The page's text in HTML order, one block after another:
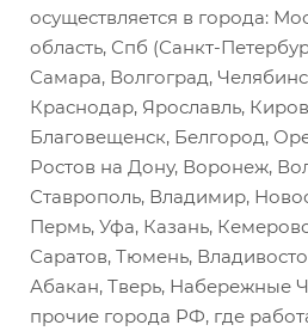
осуществляется в города:
область, Спб (Санкт-
Самара, Волгоград,
Краснодар, Ярославль,
Благовещенск, Белгород,
Ростов на Дону, Воронеж,
Ставрополь, Владимир,
Пермь, Уфа, Казань,
Саратов, Тюмень,
Абакан, Тверь, Набережные
прочие города РФ, где